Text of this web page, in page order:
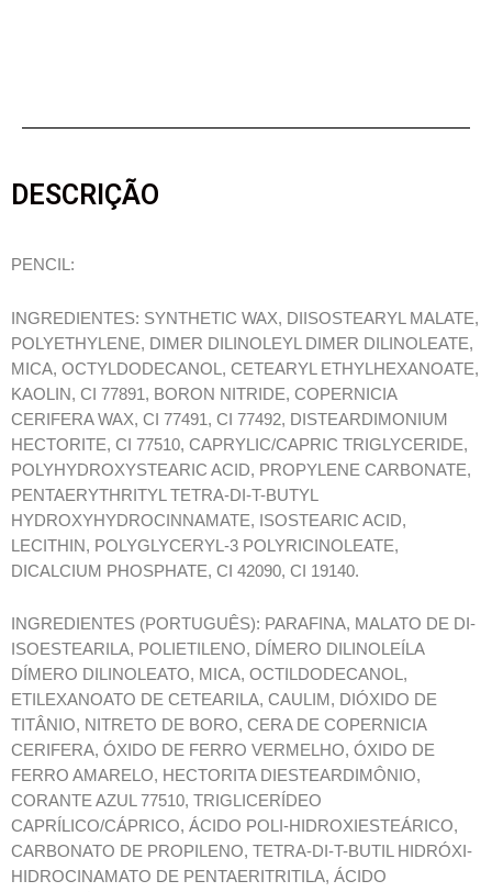
DESCRIÇÃO
PENCIL:
INGREDIENTES: SYNTHETIC WAX, DIISOSTEARYL MALATE,
POLYETHYLENE, DIMER DILINOLEYL DIMER DILINOLEATE,
MICA, OCTYLDODECANOL, CETEARYL ETHYLHEXANOATE,
KAOLIN, CI 77891, BORON NITRIDE, COPERNICIA
CERIFERA WAX, CI 77491, CI 77492, DISTEARDIMONIUM
HECTORITE, CI 77510, CAPRYLIC/CAPRIC TRIGLYCERIDE,
POLYHYDROXYSTEARIC ACID, PROPYLENE CARBONATE,
PENTAERYTHRITYL TETRA-DI-T-BUTYL
HYDROXYHYDROCINNAMATE, ISOSTEARIC ACID,
LECITHIN, POLYGLYCERYL-3 POLYRICINOLEATE,
DICALCIUM PHOSPHATE, CI 42090, CI 19140.
INGREDIENTES (PORTUGUÊS): PARAFINA, MALATO DE DI-
ISOESTEARILA, POLIETILENO, DÍMERO DILINOLEÍLA
DÍMERO DILINOLEATO, MICA, OCTILDODECANOL,
ETILEXANOATO DE CETEARILA, CAULIM, DIÓXIDO DE
TITÂNIO, NITRETO DE BORO, CERA DE COPERNICIA
CERIFERA, ÓXIDO DE FERRO VERMELHO, ÓXIDO DE
FERRO AMARELO, HECTORITA DIESTEARDIMÔNIO,
CORANTE AZUL 77510, TRIGLICERÍDEO
CAPRÍLICO/CÁPRICO, ÁCIDO POLI-HIDROXIESTEÁRICO,
CARBONATO DE PROPILENO, TETRA-DI-T-BUTIL HIDRÓXI-
HIDROCINAMATO DE PENTAERITRITILA, ÁCIDO